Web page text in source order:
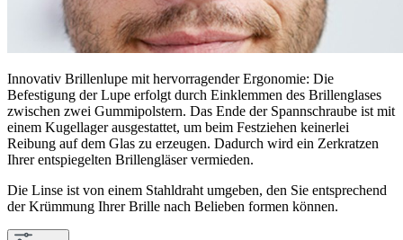
Innovativ Brillenlupe mit hervorragender Ergonomie: Die
Befestigung der Lupe erfolgt durch Einklemmen des Brillenglases
zwischen zwei Gummipolstern. Das Ende der Spannschraube ist mit
einem Kugellager ausgestattet, um beim Festziehen keinerlei
Reibung auf dem Glas zu erzeugen. Dadurch wird ein Zerkratzen
Ihrer entspiegelten Brillengläser vermieden.
Die Linse ist von einem Stahldraht umgeben, den Sie entsprechend
der Krümmung Ihrer Brille nach Belieben formen können.